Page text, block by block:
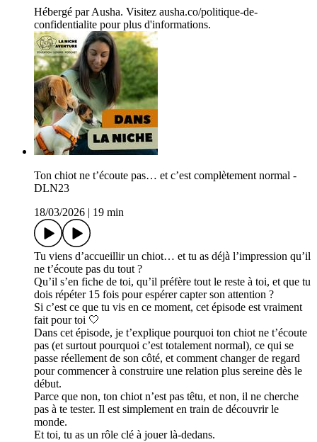
Hébergé par Ausha. Visitez ausha.co/politique-de-
confidentialite pour plus d'informations.
Ton chiot ne t’écoute pas… et c’est complètement normal -
DLN23
18/03/2026
19 min
Tu viens d’accueillir un chiot… et tu as déjà l’impression qu’il
ne t’écoute pas du tout ?
Qu’il s’en fiche de toi, qu’il préfère tout le reste à toi, et que tu
dois répéter 15 fois pour espérer capter son attention ?
Si c’est ce que tu vis en ce moment, cet épisode est vraiment
fait pour toi 🤍
Dans cet épisode, je t’explique pourquoi ton chiot ne t’écoute
pas (et surtout pourquoi c’est totalement normal), ce qui se
passe réellement de son côté, et comment changer de regard
pour commencer à construire une relation plus sereine dès le
début.
Parce que non, ton chiot n’est pas têtu, et non, il ne cherche
pas à te tester. Il est simplement en train de découvrir le
monde.
Et toi, tu as un rôle clé à jouer là-dedans.